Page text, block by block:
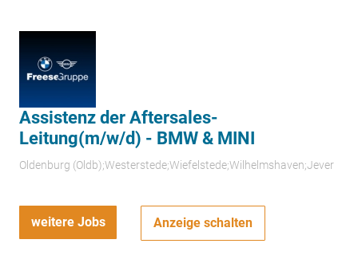
Assistenz der Aftersales-
Leitung(m/w/d) - BMW & MINI
Oldenburg (Oldb);Westerstede;Wiefelstede;Wilhelmshaven;Jever
weitere Jobs Anzeige schalten